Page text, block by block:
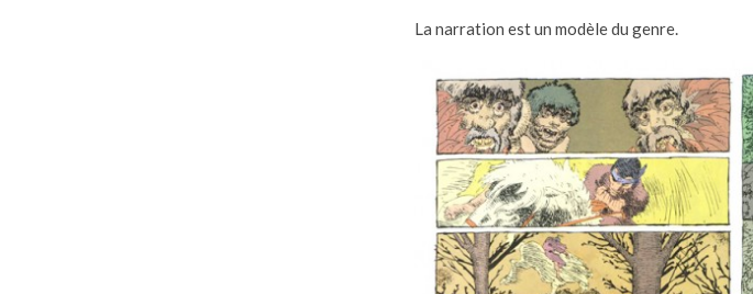
La narration est un modèle du genre.